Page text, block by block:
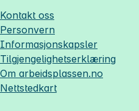
Kontakt oss
Personvern
Informasjonskapsler
Tilgjengelighetserklæring
Om arbeidsplassen.no
Nettstedkart